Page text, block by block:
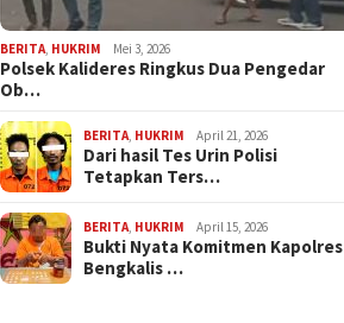
BERITA HUKRIM Mei 3, 2026
Polsek Kalideres Ringkus Dua Pengedar
Ob…
BERITA HUKRIM April 21, 2026
Dari hasil Tes Urin Polisi
Tetapkan Ters…
BERITA HUKRIM April 15, 2026
Bukti Nyata Komitmen Kapolres
Bengkalis …